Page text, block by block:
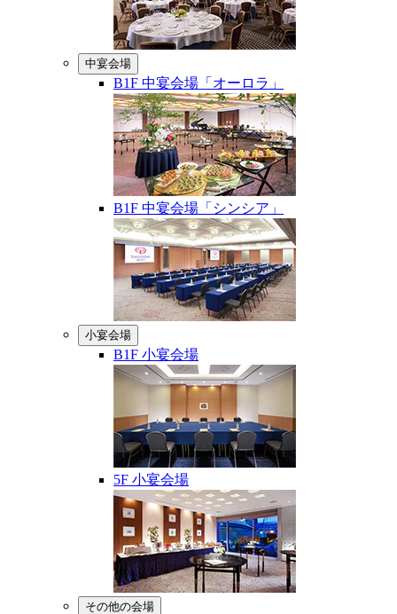
中宴会場
B1F 中宴会場「オーロラ」
B1F 中宴会場「シンシア」
小宴会場
B1F 小宴会場
5F 小宴会場
その他の会場